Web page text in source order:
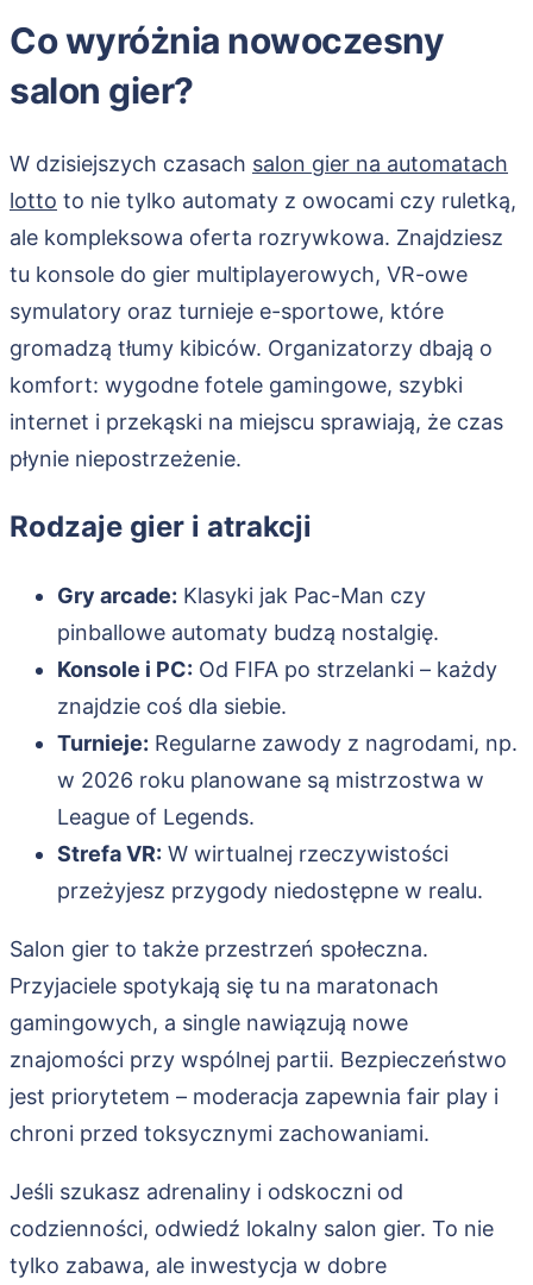
Co wyróżnia nowoczesny
salon gier?
W dzisiejszych czasach salon gier na automatach
lotto to nie tylko automaty z owocami czy ruletką,
ale kompleksowa oferta rozrywkowa. Znajdziesz
tu konsole do gier multiplayerowych, VR-owe
symulatory oraz turnieje e-sportowe, które
gromadzą tłumy kibiców. Organizatorzy dbają o
komfort: wygodne fotele gamingowe, szybki
internet i przekąski na miejscu sprawiają, że czas
płynie niepostrzeżenie.
Rodzaje gier i atrakcji
Gry arcade: Klasyki jak Pac-Man czy
pinballowe automaty budzą nostalgię.
Konsole i PC: Od FIFA po strzelanki – każdy
znajdzie coś dla siebie.
Turnieje: Regularne zawody z nagrodami, np.
w 2026 roku planowane są mistrzostwa w
League of Legends.
Strefa VR: W wirtualnej rzeczywistości
przeżyjesz przygody niedostępne w realu.
Salon gier to także przestrzeń społeczna.
Przyjaciele spotykają się tu na maratonach
gamingowych, a single nawiązują nowe
znajomości przy wspólnej partii. Bezpieczeństwo
jest priorytetem – moderacja zapewnia fair play i
chroni przed toksycznymi zachowaniami.
Jeśli szukasz adrenaliny i odskoczni od
codzienności, odwiedź lokalny salon gier. To nie
tylko zabawa, ale inwestycja w dobre